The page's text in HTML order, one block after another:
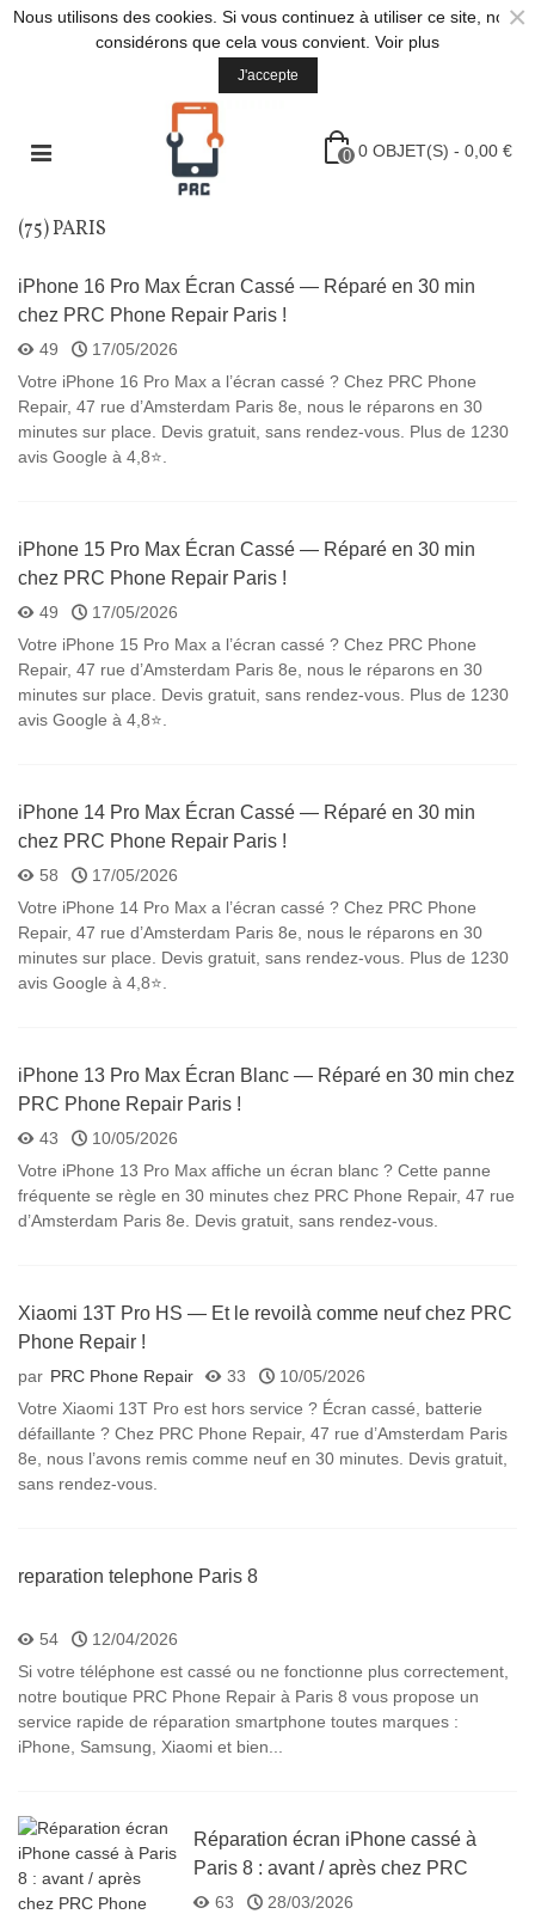
Nous utilisons des cookies. Si vous continuez à utiliser ce site, nous
considérons que cela vous convient. Voir plus
J'accepte
×
0 0 OBJET(S) - 0,00 €
(75) PARIS
iPhone 16 Pro Max Écran Cassé — Réparé en 30 min
chez PRC Phone Repair Paris !
49
17/05/2026
Votre iPhone 16 Pro Max a l’écran cassé ? Chez PRC Phone
Repair, 47 rue d’Amsterdam Paris 8e, nous le réparons en 30
minutes sur place. Devis gratuit, sans rendez-vous. Plus de 1230
avis Google à 4,8⭐.
iPhone 15 Pro Max Écran Cassé — Réparé en 30 min
chez PRC Phone Repair Paris !
49
17/05/2026
Votre iPhone 15 Pro Max a l’écran cassé ? Chez PRC Phone
Repair, 47 rue d’Amsterdam Paris 8e, nous le réparons en 30
minutes sur place. Devis gratuit, sans rendez-vous. Plus de 1230
avis Google à 4,8⭐.
iPhone 14 Pro Max Écran Cassé — Réparé en 30 min
chez PRC Phone Repair Paris !
58
17/05/2026
Votre iPhone 14 Pro Max a l’écran cassé ? Chez PRC Phone
Repair, 47 rue d’Amsterdam Paris 8e, nous le réparons en 30
minutes sur place. Devis gratuit, sans rendez-vous. Plus de 1230
avis Google à 4,8⭐.
iPhone 13 Pro Max Écran Blanc — Réparé en 30 min chez
PRC Phone Repair Paris !
43
10/05/2026
Votre iPhone 13 Pro Max affiche un écran blanc ? Cette panne
fréquente se règle en 30 minutes chez PRC Phone Repair, 47 rue
d’Amsterdam Paris 8e. Devis gratuit, sans rendez-vous.
Xiaomi 13T Pro HS — Et le revoilà comme neuf chez PRC
Phone Repair !
par PRC Phone Repair 33
10/05/2026
Votre Xiaomi 13T Pro est hors service ? Écran cassé, batterie
défaillante ? Chez PRC Phone Repair, 47 rue d’Amsterdam Paris
8e, nous l’avons remis comme neuf en 30 minutes. Devis gratuit,
sans rendez-vous.
reparation telephone Paris 8
54
12/04/2026
Si votre téléphone est cassé ou ne fonctionne plus correctement,
notre boutique PRC Phone Repair à Paris 8 vous propose un
service rapide de réparation smartphone toutes marques :
iPhone, Samsung, Xiaomi et bien...
Réparation écran iPhone cassé à
Paris 8 : avant / après chez PRC
Phone Repair
63
28/03/2026